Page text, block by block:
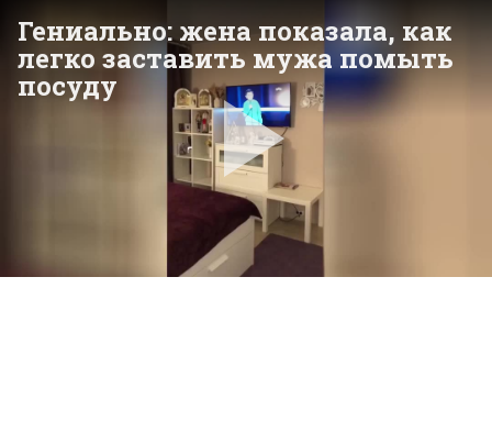
Гениально: жена показала, как
легко заставить мужа помыть
посуду